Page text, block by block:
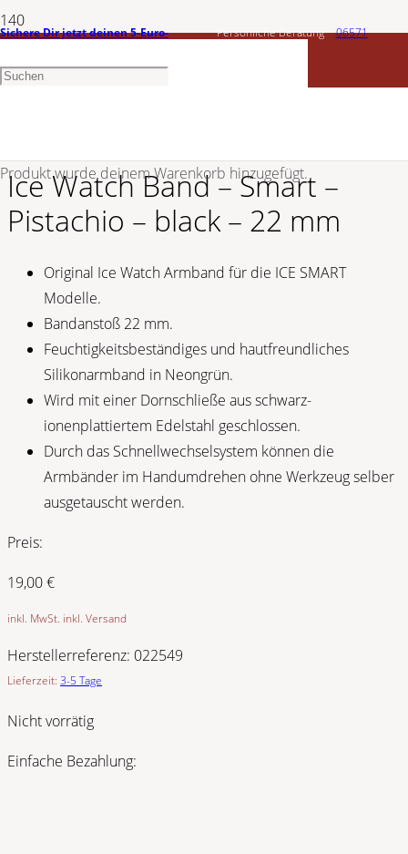
Sichere Dir jetzt deinen 5-Euro-
Gutschein
Persönliche Beratung 06571
Produktwurde deinem Warenkorb hinzugefügt.
ICE WATCH
Ice Watch Band – Smart –
Pistachio – black – 22 mm
Original Ice Watch Armband für die ICE SMART
Modelle.
Bandanstoß 22 mm.
Feuchtigkeitsbeständiges und hautfreundliches
Silikonarmband in Neongrün.
Wird mit einer Dornschließe aus schwarz-
ionenplattiertem Edelstahl geschlossen.
Durch das Schnellwechselsystem können die
Armbänder im Handumdrehen ohne Werkzeug selber
ausgetauscht werden.
Preis:
19,00€
inkl. MwSt. inkl. Versand
Herstellerreferenz: 022549
Lieferzeit: 3-5 Tage
Nicht vorrätig
Einfache Bezahlung: